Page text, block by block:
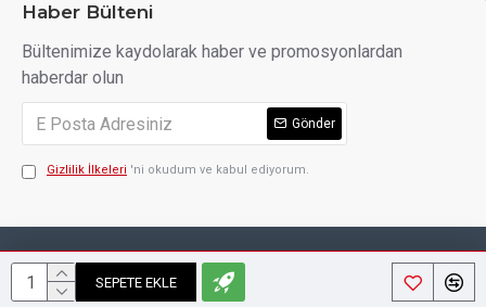
SEPETE EKLE
Haber Bülteni
Bültenimize kaydolarak haber ve promosyonlardan
haberdar olun
Gönder
Gizlilik İlkeleri 'ni okudum ve kabul ediyorum.
Copyright © 2014, Your Store, All Rights Reserved